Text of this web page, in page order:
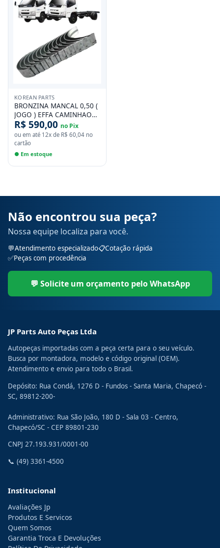
KOREAN PARTS
BRONZINA MANCAL 0,50 (
JOGO ) EFFA CAMINHAO
JMC N601 N900 DIESEL
R$ 590,00 no Pix
ou em até 12x de R$ 60,04 no
cartão
● Em estoque
Não encontrou sua peça?
Nossa equipe localiza para você.
💬Atendimento especializado📋Cotação rápida
✅Peças com procedência
💬 Solicite um orçamento pelo WhatsApp
JP Parts Auto Peças Ltda
Autopeças importadas com a peça certa para o seu veículo.
Busca por montadora, modelo e código original (OEM).
Atendimento e envio para todo o Brasil.
Depósito: Rua Condá, 1276 D - Fundos - Santa Maria, Chapecó -
SC, 89812-200-
Administrativo: Rua São João, 180 D - Sala 03 - Centro,
Chapecó/SC - CEP 89801-230
CNPJ 27.193.931/0001-00
📞 (49) 3361-4500
Institucional
Avaliações Jp
Produtos E Servicos
Quem Somos
Garantia Troca E Devoluções